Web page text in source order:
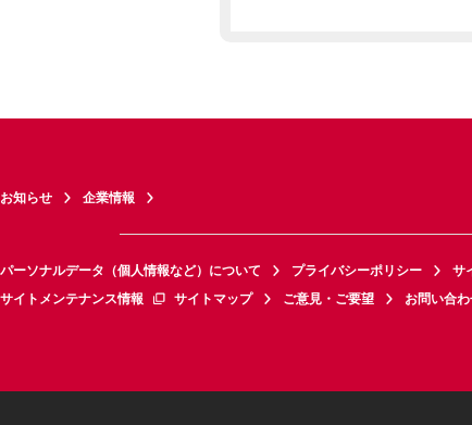
お知らせ 企業情報
パーソナルデータ（個人情報など）について プライバシーポリシー サ
サイトメンテナンス情報
サイトマップ ご意見・ご要望 お問い合